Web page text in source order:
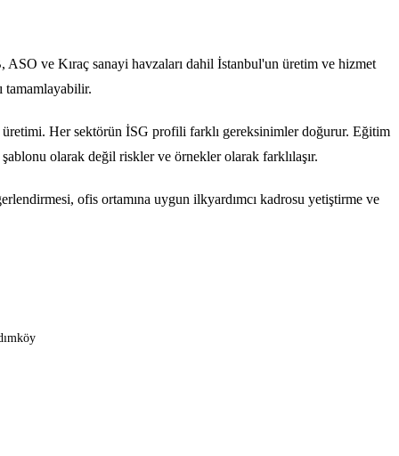
ve Kıraç sanayi havzaları dahil İstanbul'un üretim ve hizmet
tamamlayabilir.
Her sektörün İSG profili farklı gereksinimler doğurur. Eğitim
olarak değil riskler ve örnekler olarak farklılaşır.
ofis ortamına uygun ilkyardımcı kadrosu yetiştirme ve